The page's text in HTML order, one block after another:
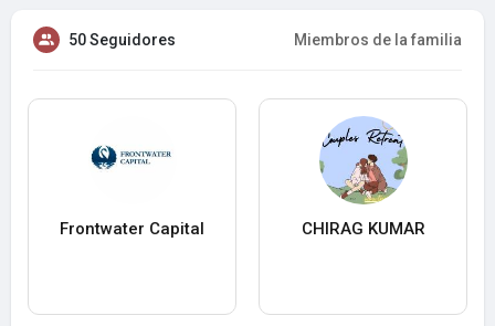
50 Seguidores Miembros de la familia
Frontwater Capital CHIRAG KUMAR